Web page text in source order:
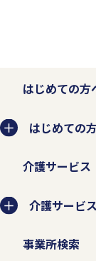
なるとと
供、預託
人情報の
お客様か
などを示
はじめての方
はじめての
介護サービス
介護サービス
事業所検索